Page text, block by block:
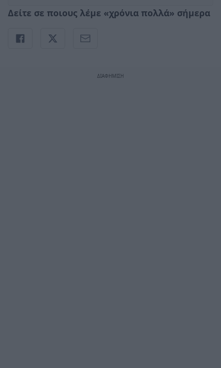
Δείτε σε ποιους λέμε «χρόνια πολλά» σήμερα